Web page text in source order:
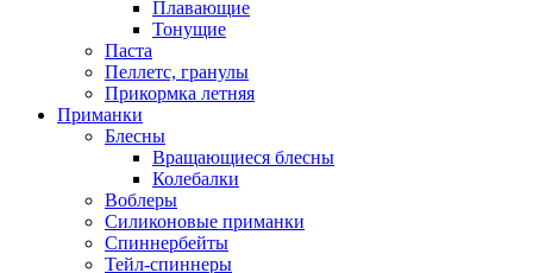
Плавающие
Тонущие
Паста
Пеллетс, гранулы
Прикормка летняя
Приманки
Блесны
Вращающиеся блесны
Колебалки
Воблеры
Силиконовые приманки
Спиннербейты
Тейл-спиннеры